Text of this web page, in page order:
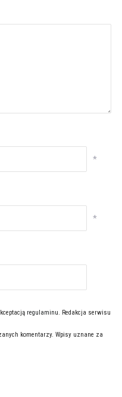
*
*
regulaminu. Redakcja serwisu
komentarzy. Wpisy uznane za